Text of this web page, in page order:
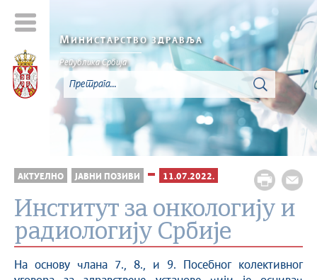
МИНИСТАРСТВО ЗДРАВЉА
Република Србија
АКТУЕЛНО ЈАВНИ ПОЗИВИ 11.07.2022.
Институт за онкологију и
радиологију Србије
На основу члана 7., 8., и 9. Посебног колективног